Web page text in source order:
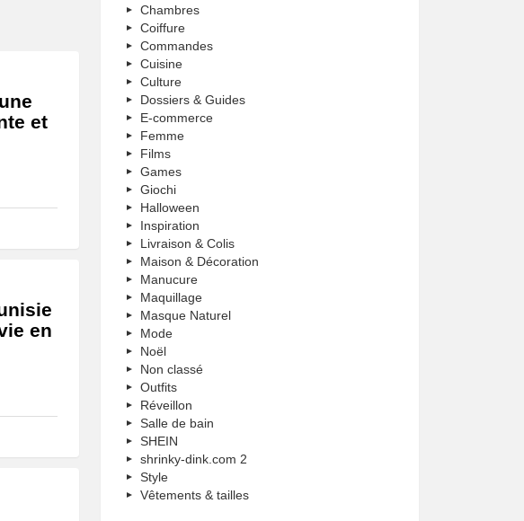
et
en
Chambres
Coiffure
Commandes
Cuisine
Culture
Dossiers & Guides
E-commerce
Femme
Films
Games
Giochi
Halloween
Inspiration
Livraison & Colis
Maison & Décoration
Manucure
Maquillage
Masque Naturel
Mode
Noël
Non classé
Outfits
Réveillon
Salle de bain
SHEIN
shrinky-dink.com 2
Style
Vêtements & tailles